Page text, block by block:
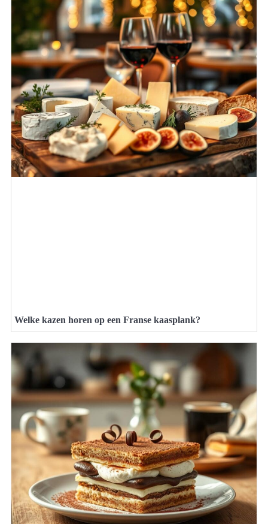
Welke kazen horen op een Franse kaasplank?